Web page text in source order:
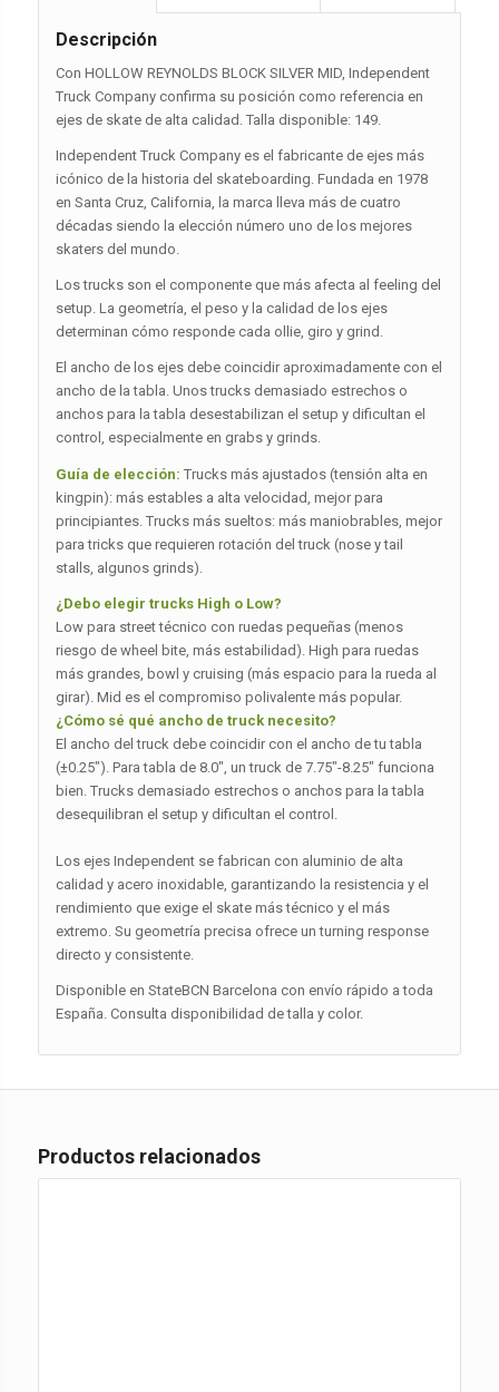
Descripción
Con HOLLOW REYNOLDS BLOCK SILVER MID, Independent
Truck Company confirma su posición como referencia en
ejes de skate de alta calidad. Talla disponible: 149.
Independent Truck Company es el fabricante de ejes más
icónico de la historia del skateboarding. Fundada en 1978
en Santa Cruz, California, la marca lleva más de cuatro
décadas siendo la elección número uno de los mejores
skaters del mundo.
Los trucks son el componente que más afecta al feeling del
setup. La geometría, el peso y la calidad de los ejes
determinan cómo responde cada ollie, giro y grind.
El ancho de los ejes debe coincidir aproximadamente con el
ancho de la tabla. Unos trucks demasiado estrechos o
anchos para la tabla desestabilizan el setup y dificultan el
control, especialmente en grabs y grinds.
Guía de elección: Trucks más ajustados (tensión alta en
kingpin): más estables a alta velocidad, mejor para
principiantes. Trucks más sueltos: más maniobrables, mejor
para tricks que requieren rotación del truck (nose y tail
stalls, algunos grinds).
¿Debo elegir trucks High o Low?
Low para street técnico con ruedas pequeñas (menos
riesgo de wheel bite, más estabilidad). High para ruedas
más grandes, bowl y cruising (más espacio para la rueda al
girar). Mid es el compromiso polivalente más popular.
¿Cómo sé qué ancho de truck necesito?
El ancho del truck debe coincidir con el ancho de tu tabla
(±0.25″). Para tabla de 8.0″, un truck de 7.75″-8.25″ funciona
bien. Trucks demasiado estrechos o anchos para la tabla
desequilibran el setup y dificultan el control.
Los ejes Independent se fabrican con aluminio de alta
calidad y acero inoxidable, garantizando la resistencia y el
rendimiento que exige el skate más técnico y el más
extremo. Su geometría precisa ofrece un turning response
directo y consistente.
Disponible en StateBCN Barcelona con envío rápido a toda
España. Consulta disponibilidad de talla y color.
Productos relacionados